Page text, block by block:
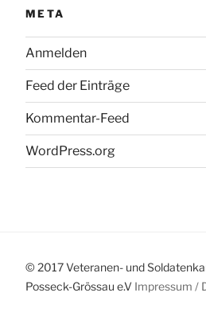
META
Anmelden
Feed der Einträge
Kommentar-Feed
WordPress.org
© 2017 Veteranen- und
Posseck-Grössau e.V Impressum /